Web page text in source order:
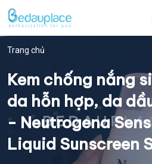
Trang chủ
Kem chống nắng
da hỗn hợp, da
- Neutrogena
Liquid Sunscreen